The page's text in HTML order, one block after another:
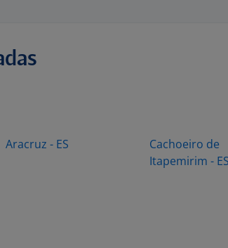
Aracruz - ES
Cachoeiro de
Itapemirim - ES